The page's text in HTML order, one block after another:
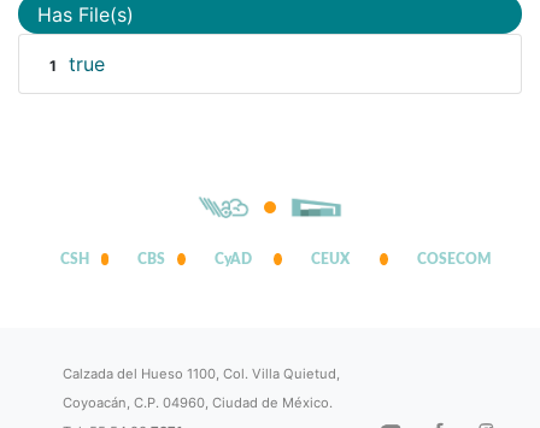
Has File(s)
1 true
CSH CBS CyAD CEUX COSECOM
Calzada del Hueso 1100, Col. Villa Quietud,
Coyoacán, C.P. 04960, Ciudad de México.